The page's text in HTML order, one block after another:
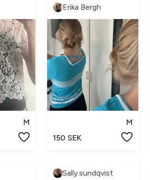
M
Erika Bergh
M
150 SEK
Sally.sundqvist